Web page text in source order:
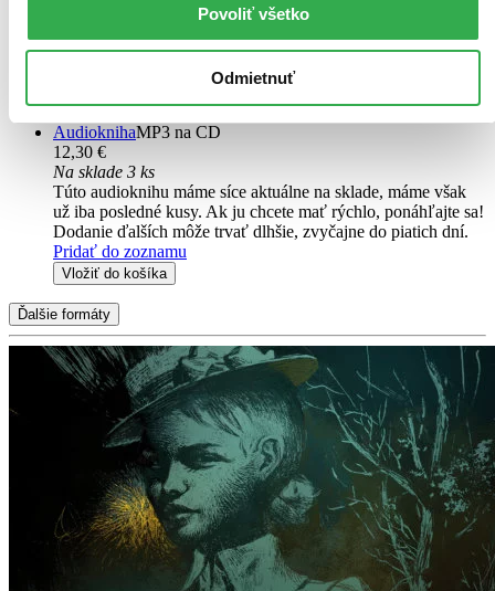
Povoliť všetko
Odmietnuť
budete ju mať hneď a ešte aj ušetríte život stromom. Viac
informácii o e-kniháchnájdete tu
Vložiť do košíka
AudioknihaMP3 na CD
12,30 €
Na sklade 3 ks
Túto audioknihu máme síce aktuálne na sklade, máme však
už iba posledné kusy. Ak ju chcete mať rýchlo, ponáhľajte sa!
Dodanie ďalších môže trvať dlhšie, zvyčajne do piatich dní.
Pridať do zoznamu
Vložiť do košíka
Ďalšie formáty